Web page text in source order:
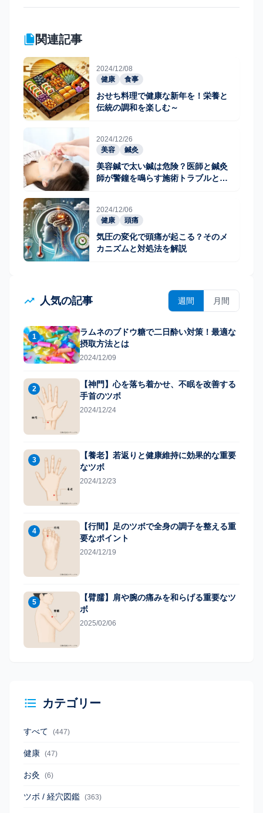
関連記事
2024/12/08
健康
食事
おせち料理で健康な新年を！栄養と
伝統の調和を楽しむ～
2024/12/26
美容
鍼灸
美容鍼で太い鍼は危険？医師と鍼灸
師が警鐘を鳴らす施術トラブルと医
2024/12/06
健康
頭痛
気圧の変化で頭痛が起こる？そのメ
カニズムと対処法を解説
人気の記事 週間 月間
1
ラムネのブドウ糖で二日酔い対策！最適な
摂取方法とは
2024/12/09
2
【神門】心を落ち着かせ、不眠を改善する
手首のツボ
2024/12/24
3
【養老】若返りと健康維持に効果的な重要
なツボ
2024/12/23
4
【行間】足のツボで全身の調子を整える重
要なポイント
2024/12/19
5
【臂臑】肩や腕の痛みを和らげる重要なツ
ボ
2025/02/06
カテゴリー
すべて (447)
健康 (47)
お灸 (6)
ツボ / 経穴図鑑 (363)